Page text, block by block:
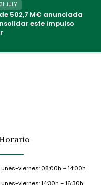
31 JULY
502,7 M€ anunciada
este impulso
Horario
viernes: 08:00h – 14:00h
viernes: 14:30h – 16:30h